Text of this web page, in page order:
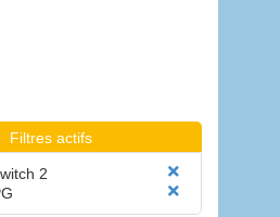
Filtres actifs
2